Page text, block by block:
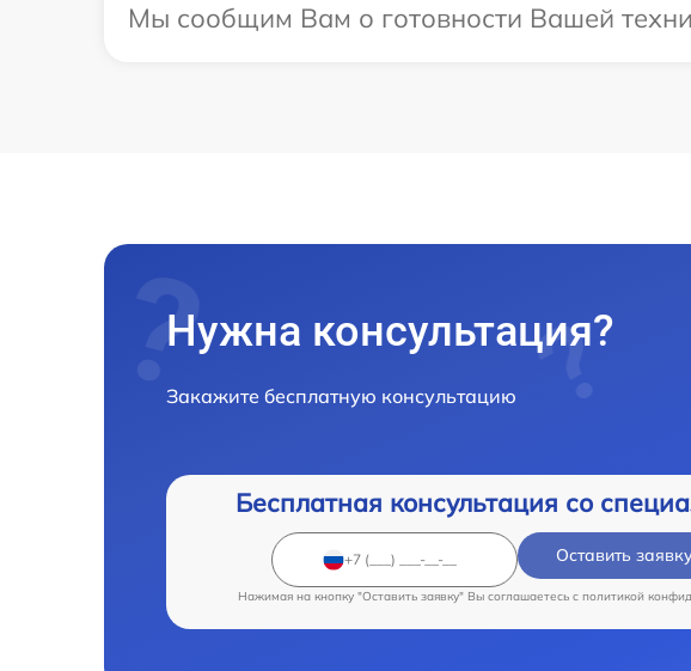
Мы сообщим Вам о готовности Вашей
Нужна консультация?
Закажите бесплатную консультацию
Бесплатная консультация со
Оставить
Нажимая на кнопку "Оставить заявку" Вы соглашаетесь c политикой